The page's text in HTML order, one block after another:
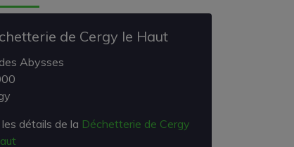
de Cergy le Haut
Abysses
les détails de la Déchetterie de Cergy